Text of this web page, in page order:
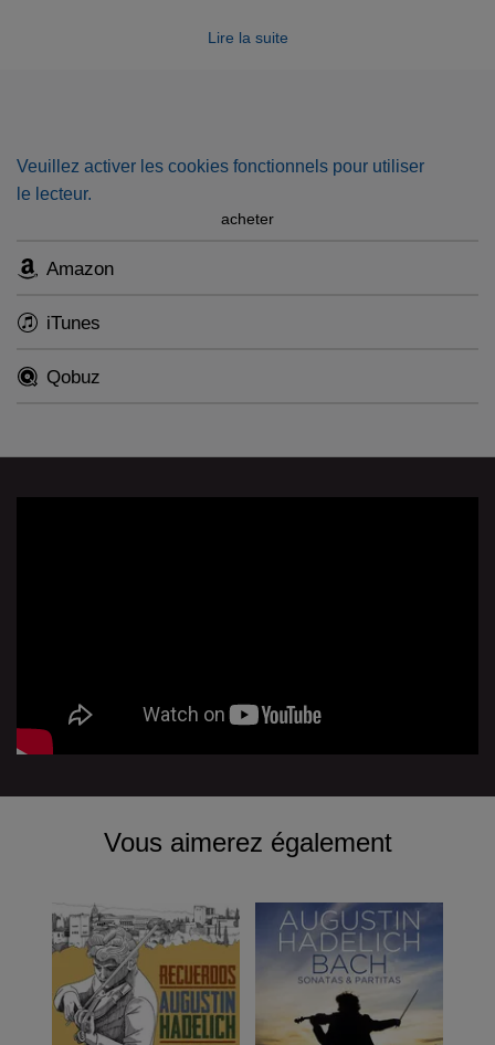
pairs the concerto with works for violin
Lire la suite
Veuillez activer les cookies fonctionnels pour utiliser
le lecteur.
acheter
Amazon
iTunes
Qobuz
Vous aimerez également